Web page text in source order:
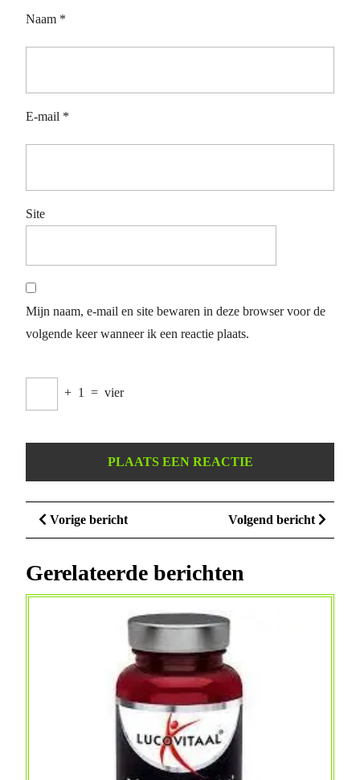
Naam *
E-mail *
Site
Mijn naam, e-mail en site bewaren in deze browser voor de
volgende keer wanneer ik een reactie plaats.
+ 1 = vier
Berichtnavigatie
Vorige berichtVorige
bericht
Volgend bericht
bericht
Gerelateerde berichten